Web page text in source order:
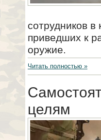
сотрудников
приведших к
оружие.
Читать полностью »
целям